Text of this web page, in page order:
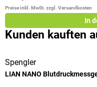
Preise inkl. MwSt. zzgl. Versandkosten
In
Kunden kauften
Spengler
LIAN NANO